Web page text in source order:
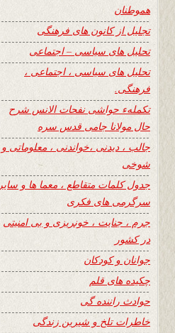
هموطنان
تجلیل از کانون های فرهنگی
تحلیل های سیاسی – اجتماعی
تحلیل های سیاسی ، اجتماعی ،
فرهنگی.
تکملهء حواشی نفحات الانس شرح
حال مولانا جامی قدس سره
جالب ، دیدنی ،خواندنی ، معلوماتی و
شوخی
جدول کلمات متقاطع ، معما ها و سایر
سرگرمی های فکری
جرم ، جنایت ، خونریزی و بی امنیتی
در کشور
جوانان و کودکان
چکیده های قلم
حوادث راننده گی
خاطرات تلخ و شیرین زندگی